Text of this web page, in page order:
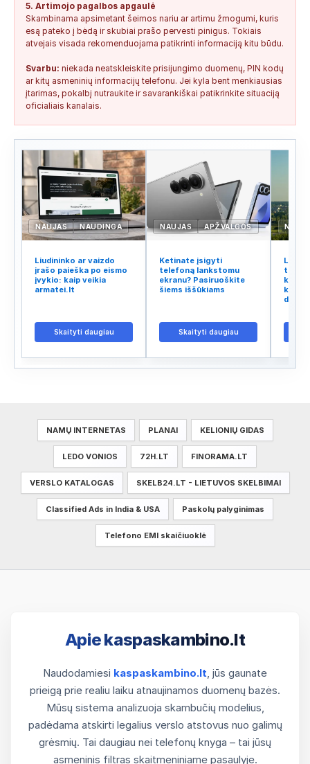
5. Artimojo pagalbos apgaulė
Skambinama apsimetant šeimos nariu ar artimu žmogumi, kuris
esą pateko į bėdą ir skubiai prašo pervesti pinigus. Tokiais
atvejais visada rekomenduojama patikrinti informaciją kitu būdu.
Svarbu: niekada neatskleiskite prisijungimo duomenų, PIN kodų
ar kitų asmeninių informacijų telefonu. Jei kyla bent menkiausias
įtarimas, pokalbį nutraukite ir savarankiškai patikrinkite situaciją
oficialiais kanalais.
NAUJAS NAUDINGA
Liudininko ar vaizdo
įrašo paieška po eismo
įvykio: kaip veikia
armatei.lt
Skaityti daugiau
NAUJAS APŽVALGOS
Ketinate įsigyti
telefoną lankstomu
ekranu? Pasiruoškite
šiems iššūkiams
Skaityti daugiau
tinklo
kodėl
kalba
NAMŲ INTERNETAS PLANAI KELIONIŲ GIDAS
LEDO VONIOS 72H.LT FINORAMA.LT
VERSLO KATALOGAS SKELB24.LT - LIETUVOS SKELBIMAI
Classified Ads in India & USA Paskolų palyginimas
Telefono EMI skaičiuoklė
Apie kaspaskambino.lt
Naudodamiesi kaspaskambino.lt, jūs gaunate
prieigą prie realiu laiku atnaujinamos duomenų bazės.
Mūsų sistema analizuoja skambučių modelius,
padėdama atskirti legalius verslo atstovus nuo galimų
grėsmių. Tai daugiau nei telefonų knyga – tai jūsų
asmeninis filtras skaitmeniniame pasaulyje.